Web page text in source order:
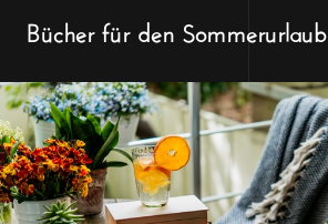
Bücher für den Sommerurlaub